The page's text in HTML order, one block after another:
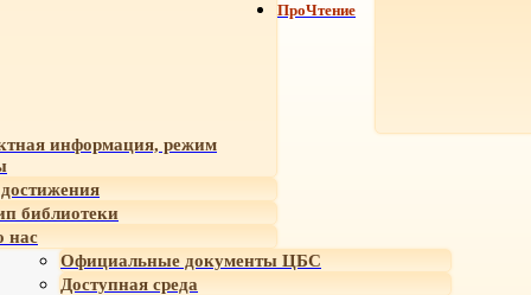
информация, режим
библиотеки
нас
Официальные документы ЦБС
Доступная среда
ПроЧтение